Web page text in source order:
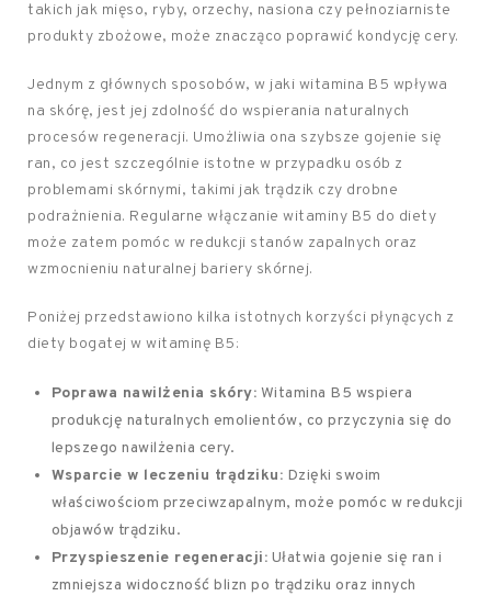
takich jak mięso, ryby, orzechy, nasiona czy pełnoziarniste
produkty zbożowe, może znacząco poprawić kondycję cery.
Jednym z głównych sposobów, w jaki witamina B5 wpływa
na skórę, jest jej zdolność do wspierania naturalnych
procesów regeneracji. Umożliwia ona szybsze gojenie się
ran, co jest szczególnie istotne w przypadku osób z
problemami skórnymi, takimi jak trądzik czy drobne
podrażnienia. Regularne włączanie witaminy B5 do diety
może zatem pomóc w redukcji stanów zapalnych oraz
wzmocnieniu naturalnej bariery skórnej.
Poniżej przedstawiono kilka istotnych korzyści płynących z
diety bogatej w witaminę B5:
Poprawa nawilżenia skóry: Witamina B5 wspiera
produkcję naturalnych emolientów, co przyczynia się do
lepszego nawilżenia cery.
Wsparcie w leczeniu trądziku: Dzięki swoim
właściwościom przeciwzapalnym, może pomóc w redukcji
objawów trądziku.
Przyspieszenie regeneracji: Ułatwia gojenie się ran i
zmniejsza widoczność blizn po trądziku oraz innych